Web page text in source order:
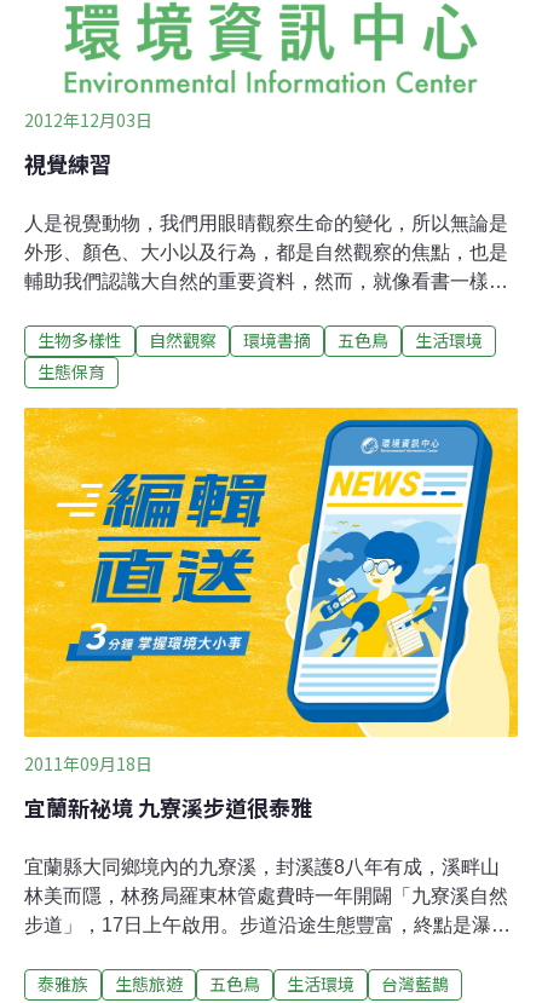
2012年12月03日
視覺練習
人是視覺動物，我們用眼睛觀察生命的變化，所以無論是
外形、顏色、大小以及行為，都是自然觀察的焦點，也是
輔助我們認識大自然的重要資料，然而，就像看書一樣，
的對象更加熟悉明瞭。我們從小從父母、師長、書本、電
視甚至電腦裡吸收各式各樣的自然知識，但你會在自然觀
現！所以相信你的眼睛，從小處到大地方，無論是一個公
園、一條小步道或只是一隻書桌前的小蟲子，只要你勤勞
地反覆觀察，也許會讓你有意想不到的收穫！曾有一個網
路的科學報導，如果與數位單眼相機相比，人的眼睛大約
是一台配有50mm的標準鏡頭，光圈從F4∼F32自動調整，
ISO50∼6400（感光度），快門約1/24的連拍相機，對焦
速度非常快，最遠與最近的對焦距離切換只要0.5秒，畫素
可達5億以上。雖然這些數據只是一些人的推算，還未獲
證實，但光看這樣的條件，眼
生物多樣性 自然觀察 環境書摘 五色鳥
生活環境
生態保育
2011年09月18日
宜蘭新祕境 九寮溪步道很泰雅
宜蘭縣大同鄉境內的九寮溪，封溪護8八年有成，溪畔山
林美而隱，林務局羅東林管處費時一年開闢「九寮溪自然
步道」，17日上午啟用。步道沿途生態豐富，終點是瀑
雅特色的步道，沿著九寮溪開闢，從路線到開發，由羅東
泰雅族 生態旅遊 五色鳥 生活環境 台灣藍鵲